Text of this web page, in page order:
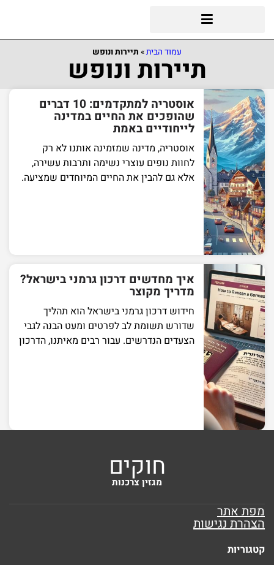
עמוד הבית» תיירות ונופש
תיירות ונופש
אוסטריה למתקדמים: 10 דברים
שהופכים את החיים במדינה
לייחודיים באמת
אוסטריה, מדינה שמזמינה אותנו לא רק
לחוות נופים עוצרי נשימה ותרבות עשירה,
אלא גם להבין את החיים המיוחדים שמציעה.
איך מחדשים דרכון גרמני בישראל?
מדריך מקוצר
חידוש דרכון גרמני בישראל הוא תהליך
שדורש תשומת לב לפרטים ומעט הבנה לגבי
הצעדים הנדרשים. עבור רבים מאיתנו, הדרכון
חוקים
מגזין צרכנות
מפת אתר
הצהרת נגישות
קטגוריות